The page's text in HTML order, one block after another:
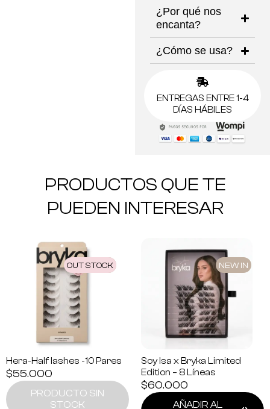
¿Por qué nos
encanta?
¿Cómo se usa?
ENTREGAS ENTRE 1-4
DÍAS HÁBILES
PRODUCTOS QUE TE
PUEDEN INTERESAR
NEW IN
OUT STOCK
Hera-Half lashes -10 Pares
$55.000
PRODUCTO SIN
STOCK
NEW IN
Soy Isa x Bryka Limited
Edition – 8 Líneas
$60.000
AÑADIR AL